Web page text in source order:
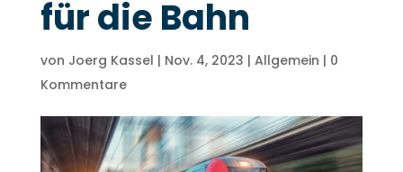
für die Bahn
von Joerg Kassel | Nov. 4, 2023 | Allgemein | 0
Kommentare